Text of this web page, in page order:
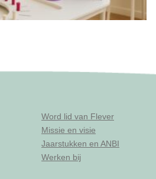
Word lid van Flever
Missie en visie
Jaarstukken en ANBI
Werken bij